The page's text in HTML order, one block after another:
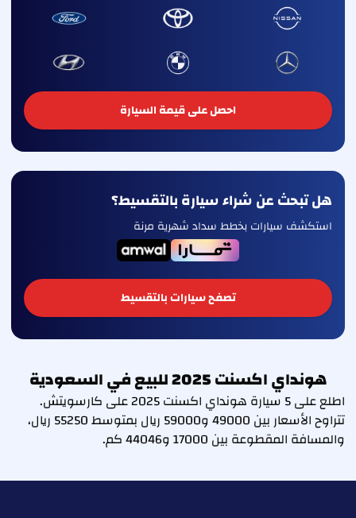
احصل على قيمة السيارة
هل تبحث عن شراء سيارة بالتقسيط؟
استكشف سيارات بخطط سداد شهرية مرنة
تصفح سيارات بالتقسيط
هونداي اكسنت 2025 للبيع في السعودية
اطلع على 5 سيارة هونداي اكسنت 2025 على كارسويتش.
تتراوح الأسعار بين 49000 و59000 ريال بمتوسط 55250 ريال،
والمسافة المقطوعة بين 17000 و44046 كم.